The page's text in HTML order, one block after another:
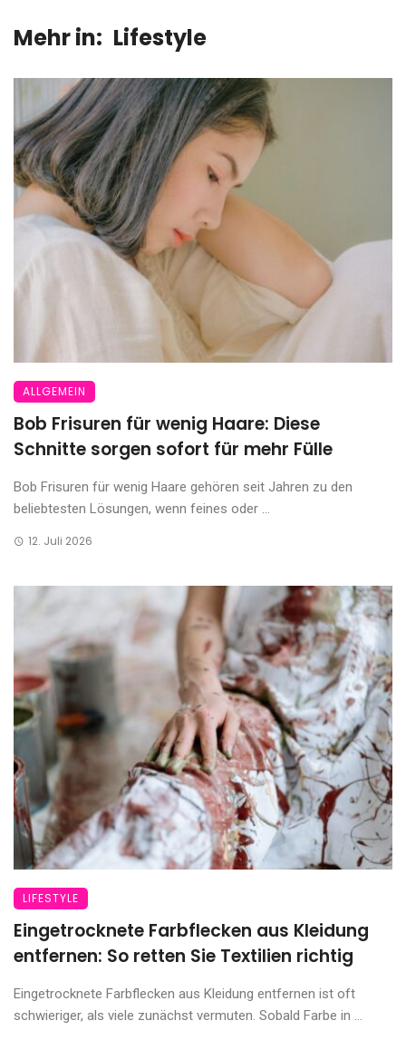
Mehr in: Lifestyle
ALLGEMEIN
Bob Frisuren für wenig Haare: Diese
Schnitte sorgen sofort für mehr Fülle
Bob Frisuren für wenig Haare gehören seit Jahren zu den
beliebtesten Lösungen, wenn feines oder ...
12. Juli 2026
LIFESTYLE
Eingetrocknete Farbflecken aus Kleidung
entfernen: So retten Sie Textilien richtig
Eingetrocknete Farbflecken aus Kleidung entfernen ist oft
schwieriger, als viele zunächst vermuten. Sobald Farbe in ...